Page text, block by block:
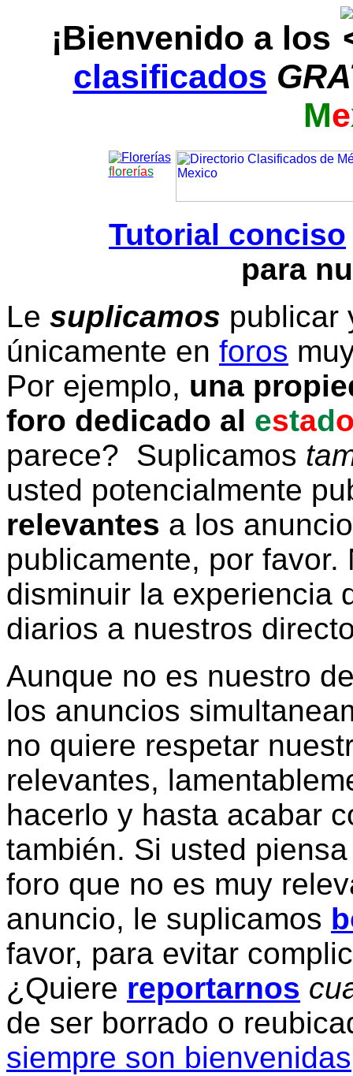
¡Bienvenido a los
clasificados
Me
florerías
Tutorial conciso
para
Le suplicamos publicar
únicamente en foros
Por ejemplo, una
foro dedicado al estad
parece? Suplicamos
usted potencialmente
relevantes a los
publicamente, por
disminuir la experiencia
diarios a nuestros
Aunque no es nuestro
los anuncios
no quiere respetar
relevantes,
hacerlo y hasta acabar
también. Si usted
foro que no es muy
anuncio, le suplicamos
favor, para evitar
¿Quiere reportarnos
de ser borrado o
siempre son bienvenidas